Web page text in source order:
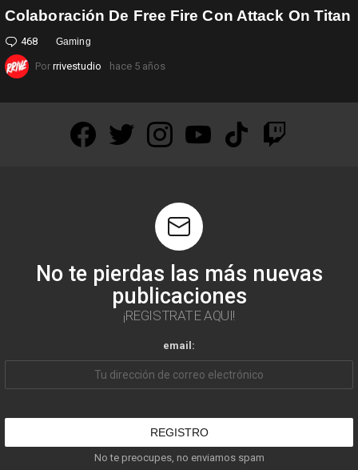
468 Comentarios
Gaming
Colaboración De Free Fire Con Attack On Titan
Por rrivestudio hace 5 años
facebooktwitter instagram youtube tiktok twitch
No te pierdas las más nuevas
publicaciones
¡REGISTRATE AQUI!
email:
No te preocupes, no enviamos spam